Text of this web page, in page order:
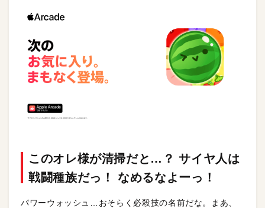
このオレ様が清掃だと…？ サイヤ人は
戦闘種族だっ！ なめるなよーっ！
パワーウォッシュ…おそらく必殺技の名前だな。まあ、